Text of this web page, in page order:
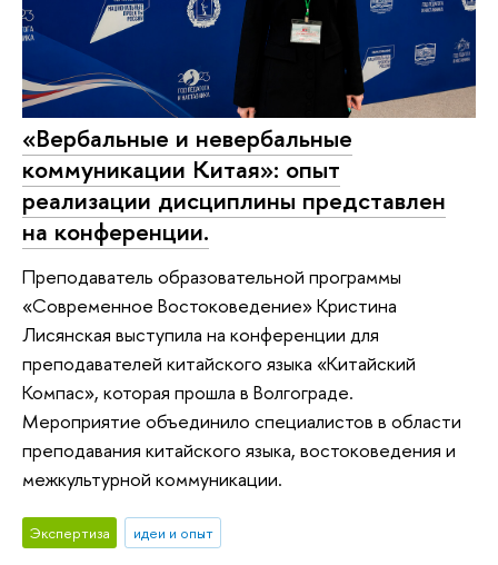
«Вербальные и невербальные
коммуникации Китая»: опыт
реализации дисциплины представлен
на конференции.
Преподаватель образовательной программы
«Современное Востоковедение» Кристина
Лисянская выступила на конференции для
преподавателей китайского языка «Китайский
Компас», которая прошла в Волгограде.
Мероприятие объединило специалистов в области
преподавания китайского языка, востоковедения и
межкультурной коммуникации.
Экспертиза идеи и опыт